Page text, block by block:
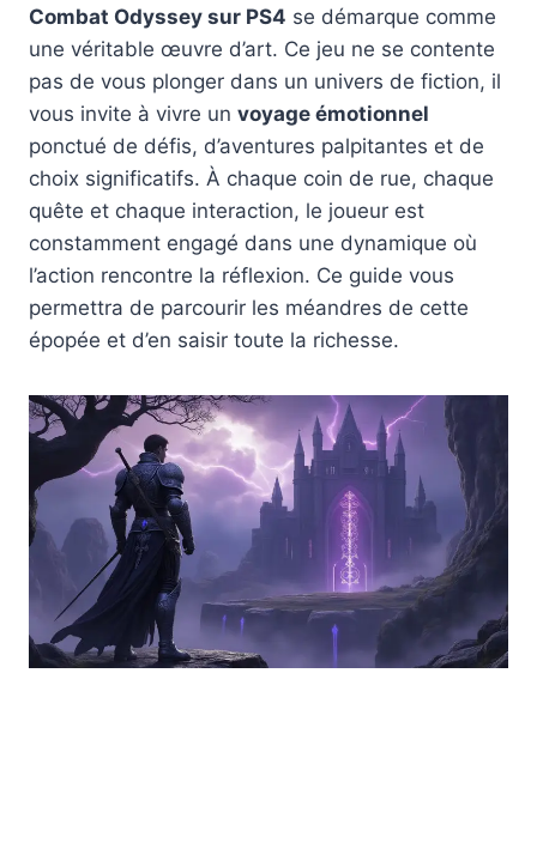
Combat Odyssey sur PS4 se démarque comme
une véritable œuvre d’art. Ce jeu ne se contente
pas de vous plonger dans un univers de fiction, il
vous invite à vivre un voyage émotionnel
ponctué de défis, d’aventures palpitantes et de
choix significatifs. À chaque coin de rue, chaque
quête et chaque interaction, le joueur est
constamment engagé dans une dynamique où
l’action rencontre la réflexion. Ce guide vous
permettra de parcourir les méandres de cette
épopée et d’en saisir toute la richesse.